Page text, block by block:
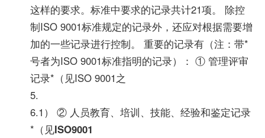
这样的要求。标准中要求的记录共计21项。 除控
制ISO 9001标准规定的记录外，还应对根据需要增
加的一些记录进行控制。 重要的记录有（注：带*
号者为ISO 9001标准指明的记录）： ① 管理评审
记录*（见ISO 9001之
5.
6.1） ② 人员教育、培训、技能、经验和鉴定记录
*（见ISO9001